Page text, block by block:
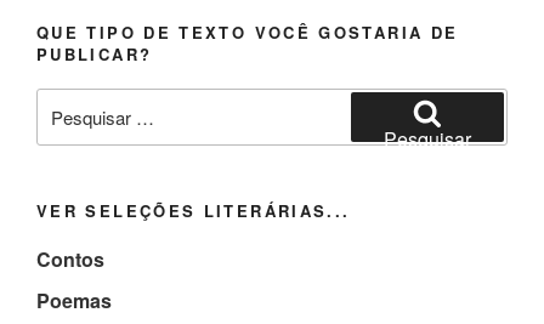
QUE TIPO DE TEXTO VOCÊ GOSTARIA DE
PUBLICAR?
por:
Pesquisar
VER SELEÇÕES LITERÁRIAS...
Contos
Poemas